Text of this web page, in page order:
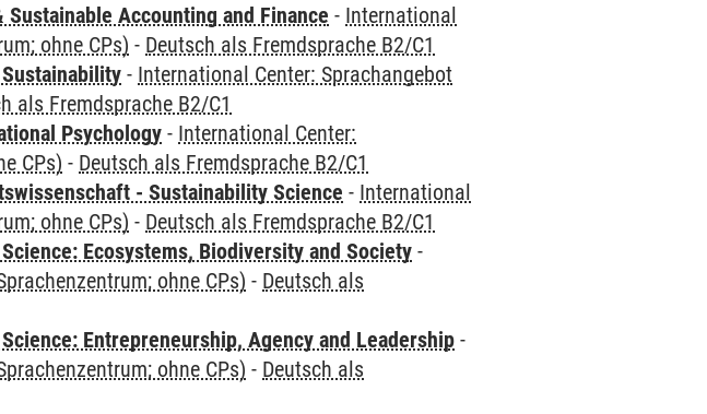
Accounting and Finance - International
ohne CPs) - Deutsch als Fremdsprache B2/C1
- International Center: Sprachangebot
als Fremdsprache B2/C1
Psychology - International Center:
CPs) - Deutsch als Fremdsprache B2/C1
- Sustainability Science - International
ohne CPs) - Deutsch als Fremdsprache B2/C1
Ecosystems, Biodiversity and Society -
ohne CPs) - Deutsch als
Entrepreneurship, Agency and Leadership -
ohne CPs) - Deutsch als